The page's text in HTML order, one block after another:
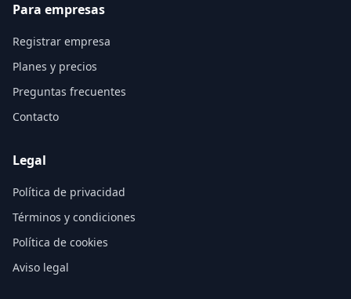
Para empresas
Registrar empresa
Planes y precios
Preguntas frecuentes
Contacto
Legal
Política de privacidad
Términos y condiciones
Política de cookies
Aviso legal